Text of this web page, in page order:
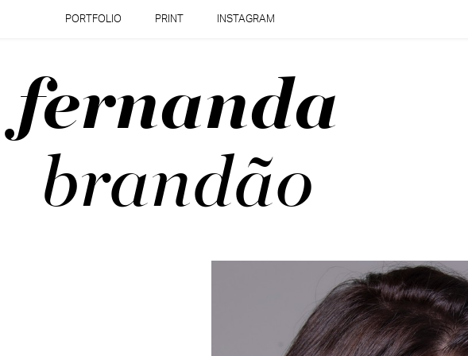
PORTFOLIO PRINT INSTAGRAM
fernanda
brandão